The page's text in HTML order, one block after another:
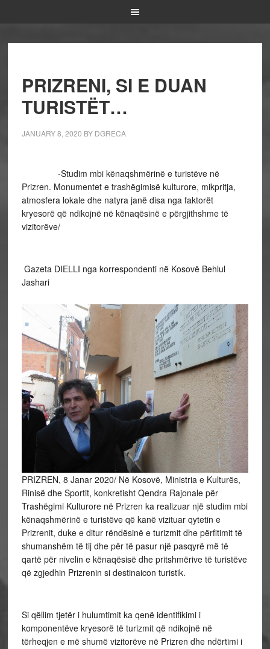
PRIZRENI, SI E DUAN
TURISTËT…
JANUARY 8, 2020 BY DGRECA
-Studim mbi kënaqshmërinë e turistëve në
Prizren. Monumentet e trashëgimisë kulturore, mikpritja,
atmosfera lokale dhe natyra janë disa nga faktorët
kryesorë që ndikojnë në kënaqësinë e përgjithshme të
vizitorëve/
Gazeta DIELLI nga korrespondenti në Kosovë Behlul
Jashari
PRIZREN, 8 Janar 2020/ Në Kosovë, Ministria e Kulturës,
Rinisë dhe Sportit, konkretisht Qendra Rajonale për
Trashëgimi Kulturore në Prizren ka realizuar një studim mbi
kënaqshmërinë e turistëve që kanë vizituar qytetin e
Prizrenit, duke e ditur rëndësinë e turizmit dhe përfitimit të
shumanshëm të tij dhe për të pasur një pasqyrë më të
qartë për nivelin e kënaqësisë dhe pritshmërive të turistëve
që zgjedhin Prizrenin si destinaicon turistik.
Si qëllim tjetër i hulumtimit ka qenë identifikimi i
komponentëve kryesorë të turizmit që ndikojnë në
tërheqjen e më shumë vizitorëve në Prizren dhe ndërtimi i